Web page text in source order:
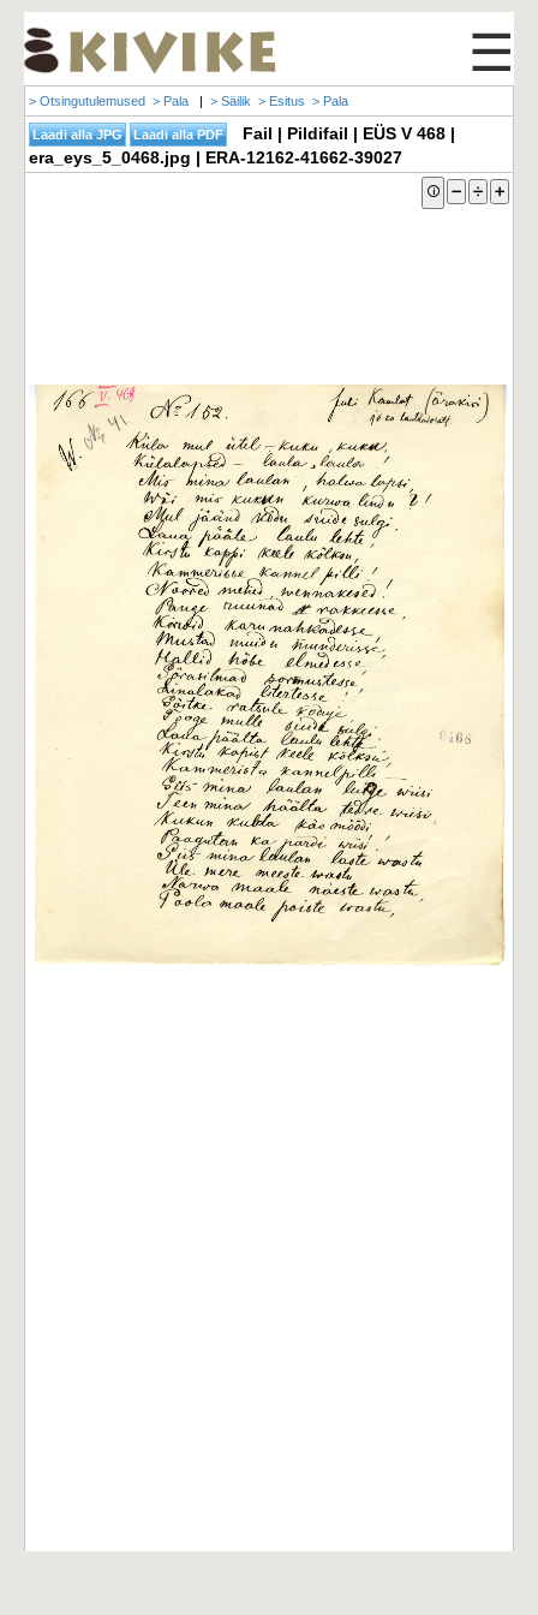
☰
> Otsingutulemused > Pala | > Säilik > Esitus > Pala
Fail | Pildifail | EÜS V 468 |
era_eys_5_0468.jpg | ERA-12162-41662-39027